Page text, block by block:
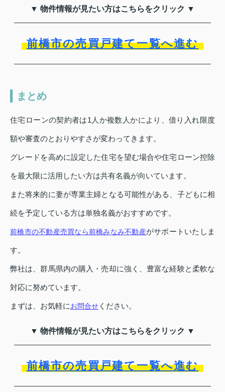
▼ 物件情報が見たい方はこちらをクリック ▼
前橋市の売買戸建て一覧へ進む
まとめ
住宅ローンの契約者は1人か複数人かにより、借り入れ限度
額や審査のとおりやすさが変わってきます。
グレードを高めに設定した住宅を望む場合や住宅ローン控除
を最大限に活用したい方は共有名義が向いています。
また将来的に妻が専業主婦となる可能性がある、子どもに相
続を予定している方は単独名義がおすすめです。
前橋市の不動産売買なら前橋みなみ不動産がサポートいたしま
す。
弊社は、群馬県内の購入・売却に強く、豊富な経験と柔軟な
対応に努めています。
まずは、お気軽にお問合せ ください。
▼ 物件情報が見たい方はこちらをクリック ▼
前橋市の売買戸建て一覧へ進む